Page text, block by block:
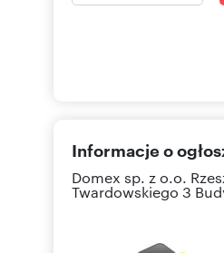
Informacje o
Domex sp. z o.o.
Twardowskiego 3